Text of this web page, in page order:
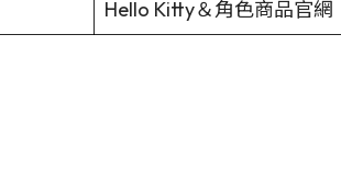
Hello Kitty＆角色商品官網